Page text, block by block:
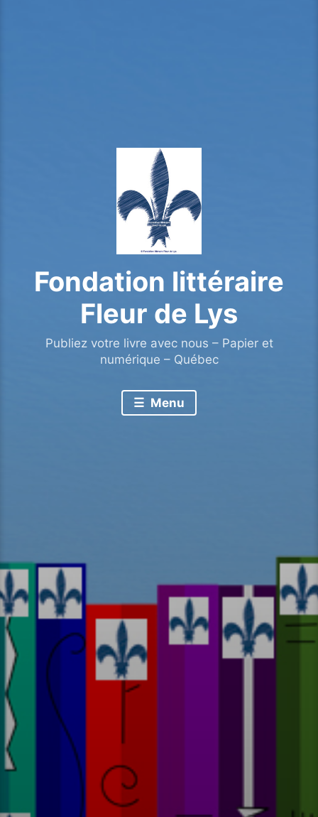
Fondation littéraire
Fleur de Lys
Publiez votre livre avec nous – Papier et
numérique – Québec
Menu